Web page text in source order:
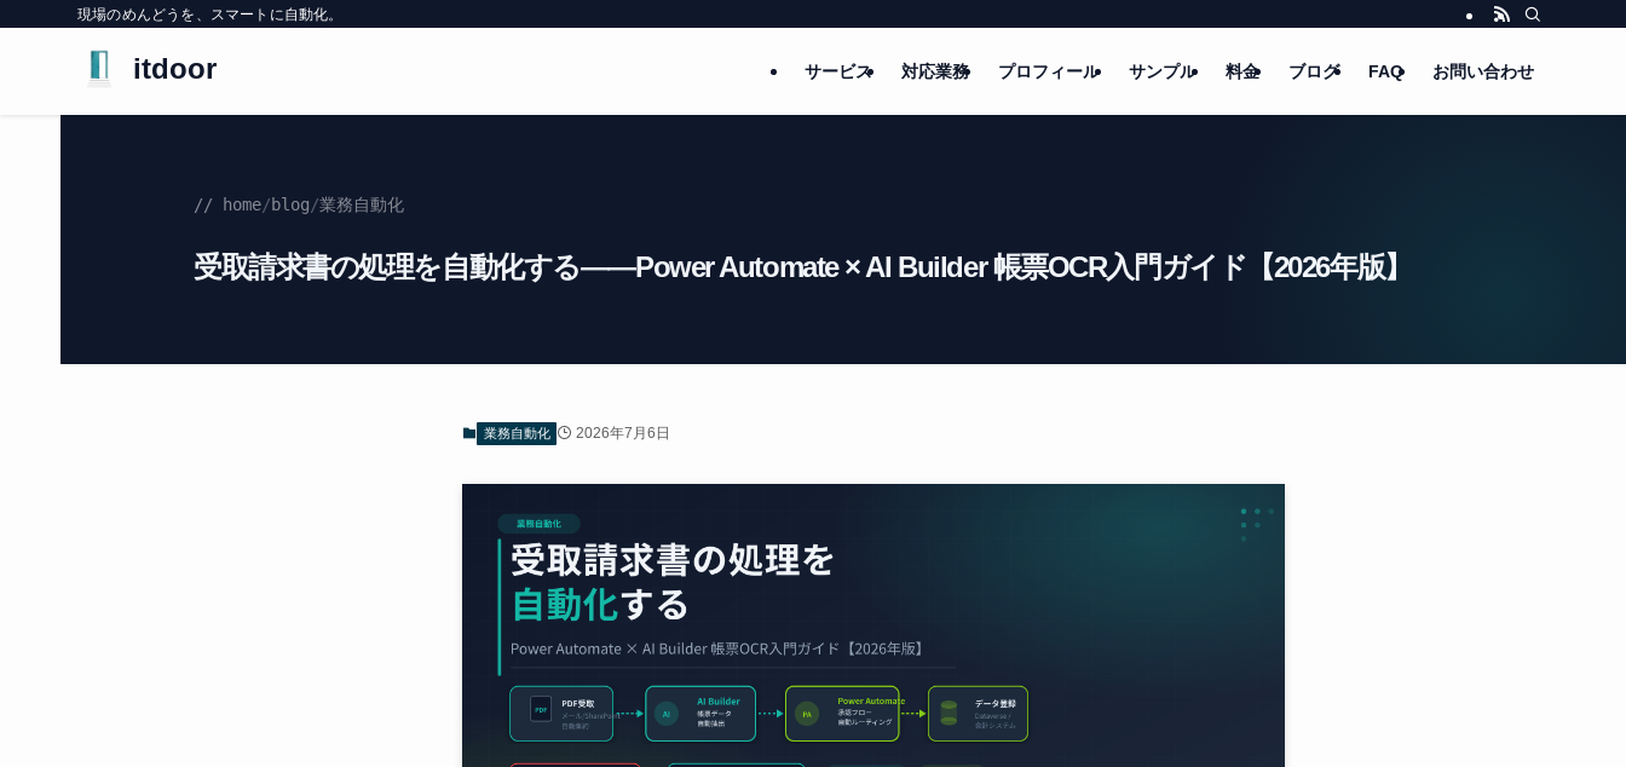
現場のめんどうを、スマートに自動化。
itdoor サービス 対応業務 プロフィール サンプル 料金 ブログ FAQ お問い合わせ
// home/blog/業務自動化
受取請求書の処理を自動化する——Power Automate × AI Builder 帳票OCR入門ガイド【2026年版】
業務自動化 2026年7月6日